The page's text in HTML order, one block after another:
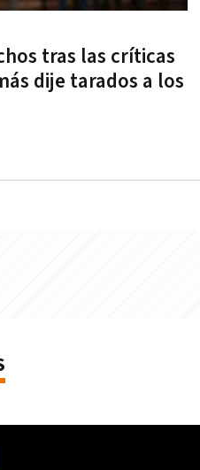
tras las críticas
dije tarados a los